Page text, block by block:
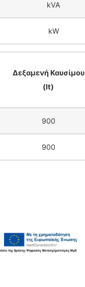
kVA
kW
Δεξαμενή Καυσίμου
(lt)
900
900